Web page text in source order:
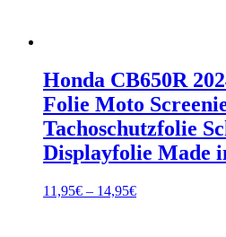
Honda CB650R
Folie Moto
Tachoschutzfolie
Displayfolie Made
11,95€ – 14,95€Preisspanne: